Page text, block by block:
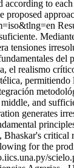
to
realismo
and
generates
for the